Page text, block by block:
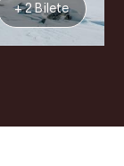
+ 2 Bilete